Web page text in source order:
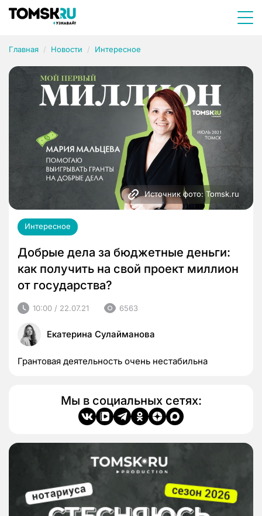
Главная Новости Интересное
Источник фото: Tomsk.ru
Интересное
Добрые дела за бюджетные деньги:
как получить на свой проект миллион
от государства?
10:00 / 22.07.21 6563
Екатерина Сулайманова
Грантовая деятельность очень нестабильна
Мы в социальных сетях: